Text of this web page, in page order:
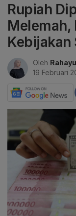
Rupiah
Melemah,
Kebijakan
Oleh
19 Februari